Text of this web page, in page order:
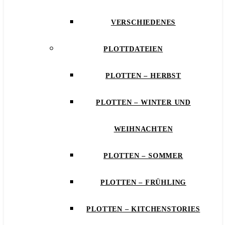
VERSCHIEDENES
PLOTTDATEIEN
PLOTTEN – HERBST
PLOTTEN – WINTER UND
WEIHNACHTEN
PLOTTEN – SOMMER
PLOTTEN – FRÜHLING
PLOTTEN – KITCHENSTORIES